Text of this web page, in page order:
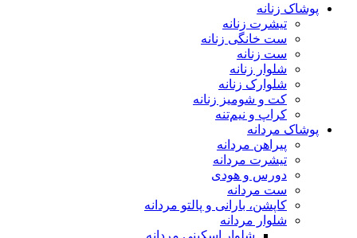
پوشاک زنانه
تیشرت زنانه
ست خانگی زنانه
ست زنانه
شلوار زنانه
شلوارک زنانه
کت و شومیز زنانه
کراپ و نیم‌تنه
پوشاک مردانه
پیراهن مردانه
تیشرت مردانه
دورس و هودی
ست مردانه
کاپشن، بارانی و پالتو مردانه
شلوار مردانه
شلوار اسکینی مردانه